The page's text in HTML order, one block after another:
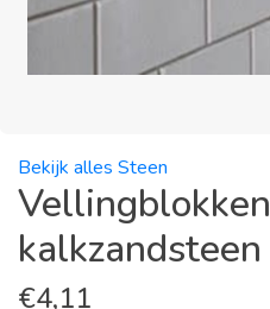
Bekijk alles Steen
Vellingblokken
kalkzandsteen
€4,11